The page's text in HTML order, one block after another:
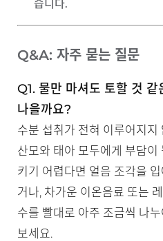
습니다.
Q&A: 자주 묻는 질문
Q1. 물만 마셔도 토할 것 같
나을까요?
수분 섭취가 전혀 이루어지지
산모와 태아 모두에게 부담이
키기 어렵다면 얼음 조각을
거나, 차가운 이온음료 또는
수를 빨대로 아주 조금씩 나
보세요.